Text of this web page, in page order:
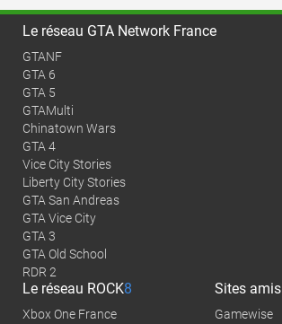
Le réseau GTA Network France
GTANF
GTA 6
GTA 5
GTAMulti
Chinatown Wars
GTA 4
Vice City Stories
Liberty City Stories
GTA San Andreas
GTA Vice City
GTA 3
GTA Old School
RDR 2
Le réseau ROCK8
Xbox One France
Sites amis
Gamewise